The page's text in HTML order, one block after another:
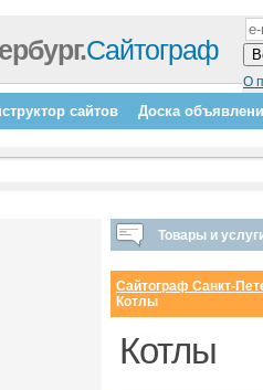
О
Сайтограф
сайтов Доска
Товары и
Сайтограф Санкт-
Котлы
Котлы